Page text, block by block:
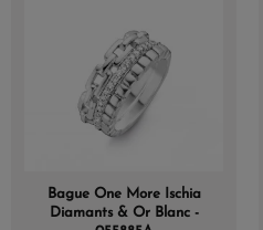
Bague One More Ischia
Diamants & Or Blanc -